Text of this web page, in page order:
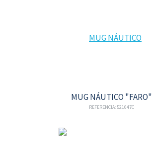
MUG NÁUTICO "FARO"
REFERENCIA: 521047C